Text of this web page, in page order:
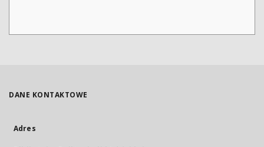
DANE KONTAKTOWE
Adres